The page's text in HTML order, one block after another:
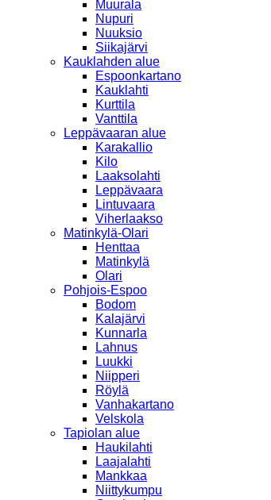
Muurala
Nupuri
Nuuksio
Siikajärvi
Kauklahden alue
Espoonkartano
Kauklahti
Kurttila
Vanttila
Leppävaaran alue
Karakallio
Kilo
Laaksolahti
Leppävaara
Lintuvaara
Viherlaakso
Matinkylä-Olari
Henttaa
Matinkylä
Olari
Pohjois-Espoo
Bodom
Kalajärvi
Kunnarla
Lahnus
Luukki
Niipperi
Röylä
Vanhakartano
Velskola
Tapiolan alue
Haukilahti
Laajalahti
Mankkaa
Niittykumpu